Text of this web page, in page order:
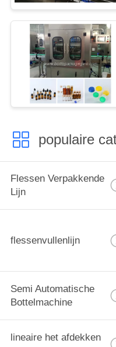
populaire
Flessen Verpakkende
Lijn
flessenvullenlijn
Semi Automatische
Bottelmachine
lineaire het afdekken